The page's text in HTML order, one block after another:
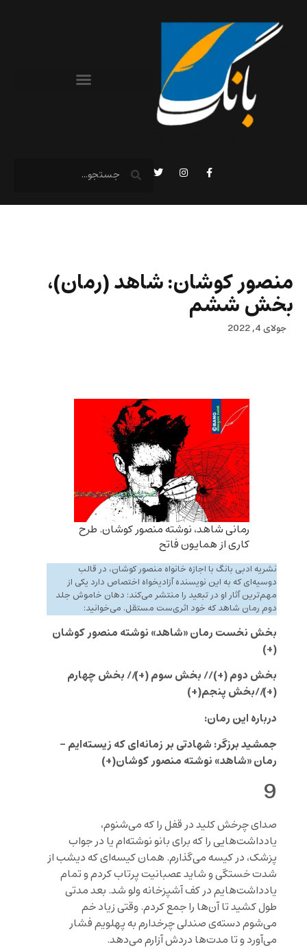
منصور کوشان: شاهد (رمان)،
بخش ششم
جولای 4, 2022
رمانی شاهد، نوشته منصور کوشان. طرح
کاری از همایون فاتح
نشریه ادبی بانگ با اجازه خانواه منصور کوشان، در قالب
دوسیه‌ای که به این نویسنده آزادیخواه اختصاص دارد یکی از
مهم‌ترین آثار او در تبعید را منتشر می‌کند: دهان خاموش جلد
دوم رمان شاهد که خود اثری‌ست مستقل. می‌خوانید:
بخش نخست رمان «شاهد» نوشته منصور کوشان
(+)
بخش دوم (+)//بخش سوم (+)// بخش چهارم
(+)
//بخش پنجم(+)
درباره این رمان:
جمشید برزگر: شهادتی بر زمانه‌ای که زیسته‌ایم –
رمان «شاهد» نوشته منصور کوشان(+)
9
صدای چرخش کلید در قفل را که می‌شنوم،
یادداشت‌هایی را که برای بانو نوشته‌ام یا در جواب
پزشک، در کیسه می‌گذارم. همان کیسه‌ای که دیشب از
شدت خستگی و شاید عصبانیت پرتاب کردم و تمام
یادداشت‌هایم در کف آشپزخانه ولو شد. بعد مدتی
طول کشید تا آن‌ها را جمع کردم. وقتی زیاد خم
می‌شوم دسته‌ی صندلی چرخدارم به پهلویم فشار
می‌آورد و تا مدت‌ها دردش آزارم می‌دهد.